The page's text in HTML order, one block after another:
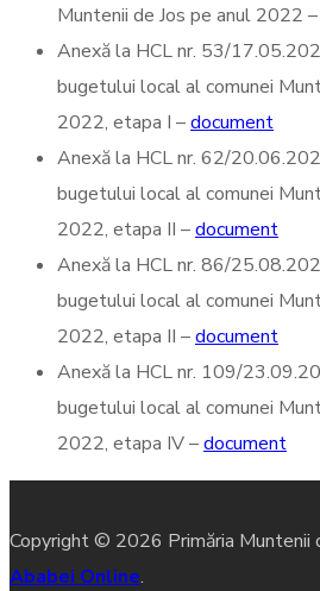
Muntenii de Jos pe anul 2022 –
Anexă la HCL nr. 53/
bugetului local al comunei
2022, etapa I –document
Anexă la HCL nr. 62/
bugetului local al comunei
2022, etapa II –document
Anexă la HCL nr. 86/
bugetului local al comunei
2022, etapa II –document
Anexă la HCL nr. 109/
bugetului local al comunei
2022, etapa IV –document
Copyright © 2026 Primăria Muntenii
Ababei Online.